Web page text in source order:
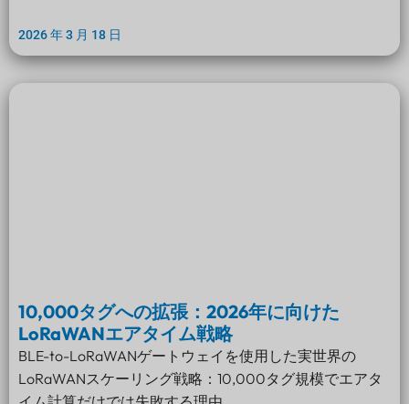
2026 年 3 月 18 日
10,000タグへの拡張：2026年に向けた
LoRaWANエアタイム戦略
BLE-to-LoRaWANゲートウェイを使用した実世界の
LoRaWANスケーリング戦略：10,000タグ規模でエアタ